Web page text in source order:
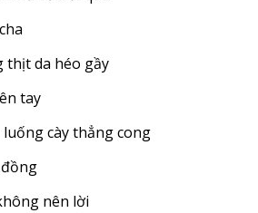
da héo gầy
tay
cày thẳng cong
nên lời